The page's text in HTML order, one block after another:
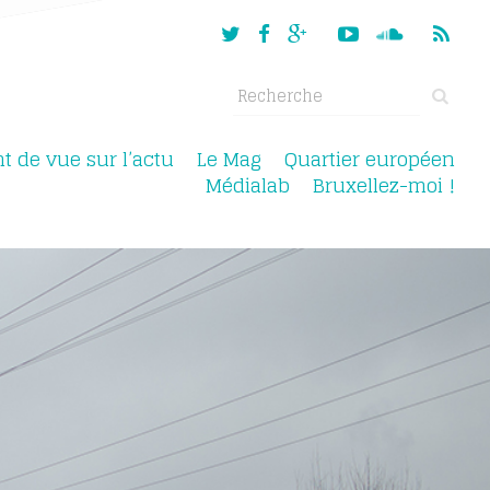
de vue sur l’actu Le Mag Quartier européen
Médialab Bruxellez-moi !